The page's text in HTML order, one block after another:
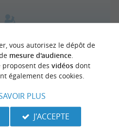
up - Paddle, Pirogue
vous autorisez le dépôt de
mesure d'audience.
proposent des vidéosdont
également des cookies.
PLUS
J'ACCEPTE